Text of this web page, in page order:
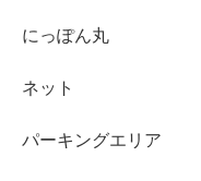
にっぽん丸
ネット
パーキングエリア